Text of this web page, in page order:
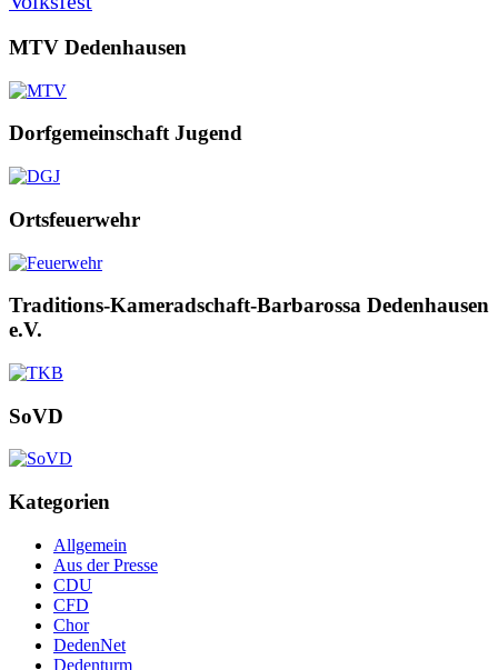
MTV Dedenhausen
Dorfgemeinschaft Jugend
Ortsfeuerwehr
Traditions-Kameradschaft-Barbarossa Dedenhausen
e.V.
SoVD
Kategorien
Allgemein
Aus der Presse
CDU
CFD
Chor
DedenNet
Dedenturm